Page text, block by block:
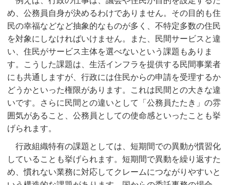
め、公務員自身が決めるわけでありません。その目的も住
民の幸福などなど抽象的なものが多く、不特定多数の住民
を対象にしなければいけません。また、民間サービスと違
い、住民がサービス主体を選べないという課題もありま
す。こうした課題は、生活インフラを提供する民間事業者
にも共通しますが、行政には住民からの申請を受理するか
どうかといった権限があります。これは民間との大きな違
いです。さらに民間との違いとして「公務員たたき」の雰
囲気があること、公務員としての使命感といったことも挙
げられます。
行政組織特有の課題としては、短期間での異動が慣習化
していることも挙げられます。短期間で異動を繰り返すた
め、慣れない業務に対応してクレームにつながりやすいと